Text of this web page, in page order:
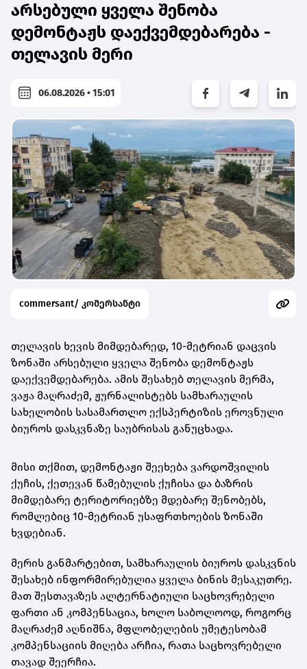
არსებული ყველა შენობა
დემონტაჟს დაექვემდებარება -
თელავის მერი
06.08.2026 • 15:01
commersant/ კომერსანტი
თელავის ხევის მიმდებარედ, 10-მეტრიან დაცვის
ზონაში არსებული ყველა შენობა დემონტაჟს
დაექვემდებარება. ამის შესახებ თელავის მერმა,
ვაჟა მაღრაძემ, ჟურნალისტებს სამხარაულის
სახელობის სასამართლო ექსპერტიზის ეროვნული
ბიუროს დასკვნაზე საუბრისას განუცხადა.
მისი თქმით, დემონტაჟი შეეხება ვარდოშვილის
ქუჩის, ქეთევან წამებულის ქუჩისა და ბაზრის
მიმდებარე ტერიტორიებზე მდებარე შენობებს,
რომლებიც 10-მეტრიან უსაფრთხოების ზონაში
ხვდებიან.
მერის განმარტებით, სამხარაულის ბიუროს დასკვნის
შესახებ ინფორმირებულია ყველა ბინის მესაკუთრე.
მათ შესთავაზეს ალტერნატიული საცხოვრებელი
ფართი ან კომპენსაცია, ხოლო საბოლოოდ, როგორც
მაღრაძემ აღნიშნა, მფლობელების უმეტესობამ
კომპენსაციის მიღება არჩია, რათა საცხოვრებელი
თავად შეერჩია.